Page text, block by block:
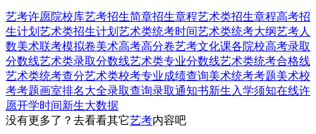
艺考许愿院校库艺考招生简章招生章程艺术类招生章程高考招
生计划 艺术类招生计划 艺术类统考时间艺术类统考大纲艺考人
数美术联考模拟卷美术高考高分卷艺考文化课各院校高考录取
分数线艺术类录取分数线艺术类专业分数线艺术类统考合格线
艺术类统考查分艺术类校考专业成绩查询美术统考考题美术校
考考题画室排名大全录取查询录取通知书新生入学须知在线许
愿开学时间新生大数据
没有更多了？去看看其它艺考内容吧